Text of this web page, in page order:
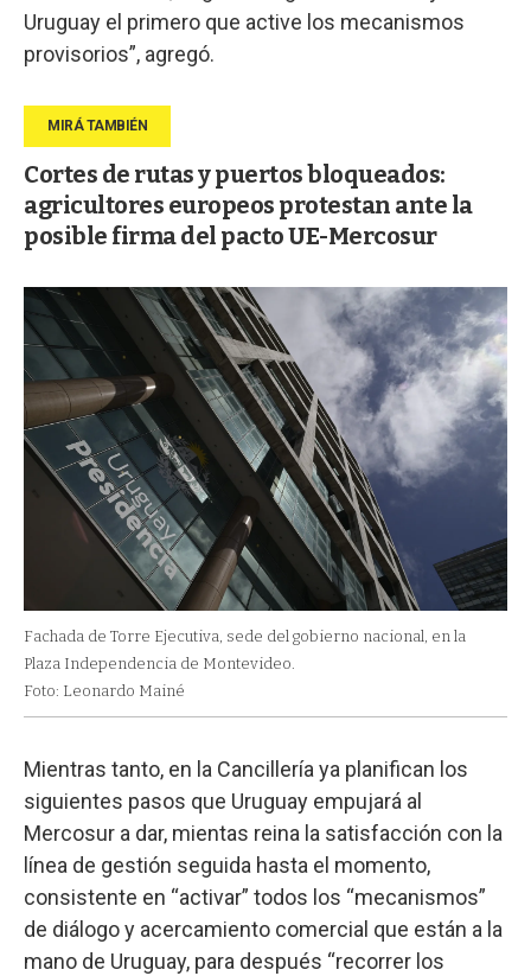
Uruguay el primero que active los mecanismos
provisorios”, agregó.
Cortes de rutas y puertos bloqueados:
agricultores europeos protestan ante la
posible firma del pacto UE-Mercosur
Fachada de Torre Ejecutiva, sede del gobierno nacional, en la
Plaza Independencia de Montevideo.
Foto: Leonardo Mainé
Mientras tanto, en la Cancillería ya planifican los
siguientes pasos que Uruguay empujará al
Mercosur a dar, mientas reina la satisfacción con la
línea de gestión seguida hasta el momento,
consistente en “activar” todos los “mecanismos”
de diálogo y acercamiento comercial que están a la
mano de Uruguay, para después “recorrer los